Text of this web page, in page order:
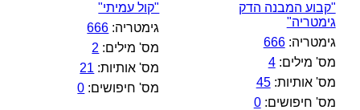
"קבוע המבנה הדק
גימטריה"
גימטריה:666
מס' מילים:4
מס' אותיות:45
מס' חיפושים:0
"קול עמיתי"
גימטריה: 666
מס' מילים: 2
מס' אותיות: 21
מס' חיפושים: 0